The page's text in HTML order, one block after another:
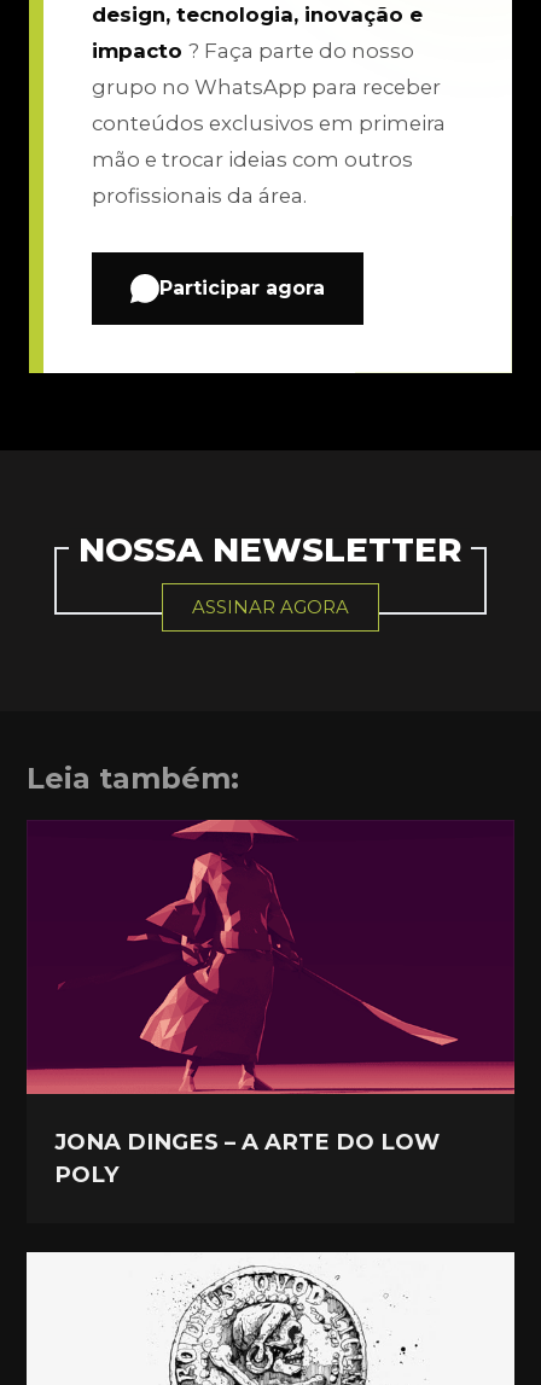
design, tecnologia, inovação e
impacto ? Faça parte do nosso
grupo no WhatsApp para receber
conteúdos exclusivos em primeira
mão e trocar ideias com outros
profissionais da área.
Participar agora
NOSSA NEWSLETTER
ASSINAR AGORA
Leia também:
JONA DINGES – A ARTE DO LOW
POLY